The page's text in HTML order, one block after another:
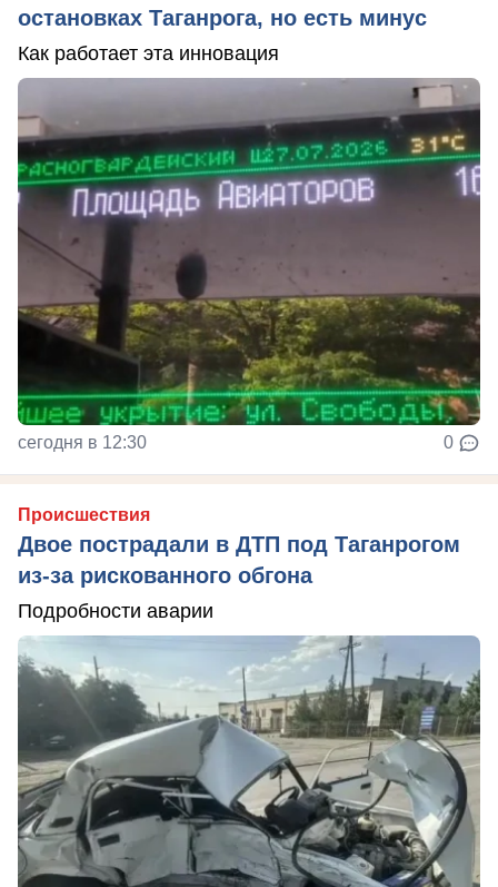
остановках Таганрога, но есть минус
Как работает эта инновация
сегодня в 12:30 0
Происшествия
Двое пострадали в ДТП под Таганрогом
из-за рискованного обгона
Подробности аварии